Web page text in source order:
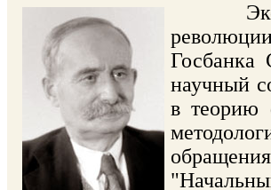
Госбанка
научный
в теорию